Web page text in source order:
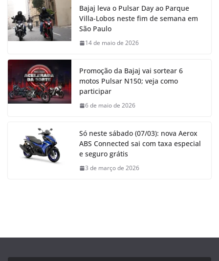
Bajaj leva o Pulsar Day ao Parque
Villa-Lobos neste fim de semana em
São Paulo
14 de maio de 2026
Promoção da Bajaj vai sortear 6
motos Pulsar N150; veja como
participar
6 de maio de 2026
Só neste sábado (07/03): nova Aerox
ABS Connected sai com taxa especial
e seguro grátis
3 de março de 2026